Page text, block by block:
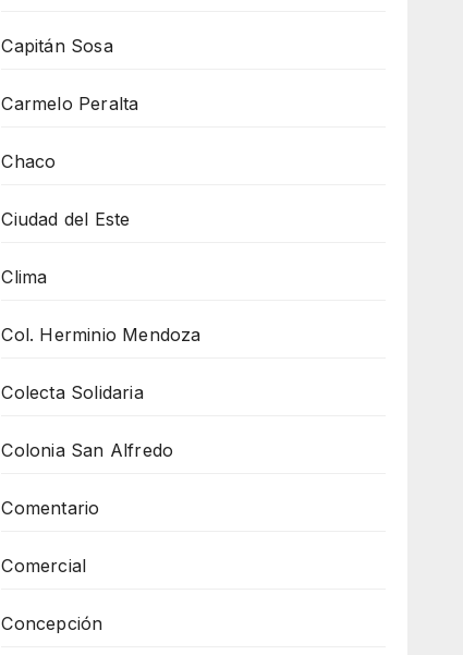
Capitán Sosa
Carmelo Peralta
Chaco
Ciudad del Este
Clima
Col. Herminio Mendoza
Colecta Solidaria
Colonia San Alfredo
Comentario
Comercial
Concepción